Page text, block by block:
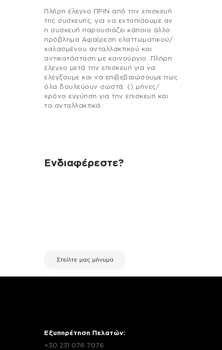
Πλήρη έλεγχο ΠΡΙΝ από την επισκευή
της συσκευής, για να εντοπίσουμε αν
η συσκευή παρουσιάζει κάποιο άλλο
πρόβλημα Αφαίρεση ελαττωματικού/
χαλασμένου ανταλλακτικού και
αντικατάσταση με καινούργιο. Πλήρη
έλεγχο μετά την επισκευή για να
ελέγξουμε και να επιβεβαιώσουμε πως
όλα δουλεύουν σωστά. () μήνες/
χρόνο εγγύηση για την επισκευή και
τα ανταλλακτικά
Ενδιαφέρεστε?
Στείλτε μας μήνυμα
Εξυπηρέτηση Πελατών:
+30 231 076 7076